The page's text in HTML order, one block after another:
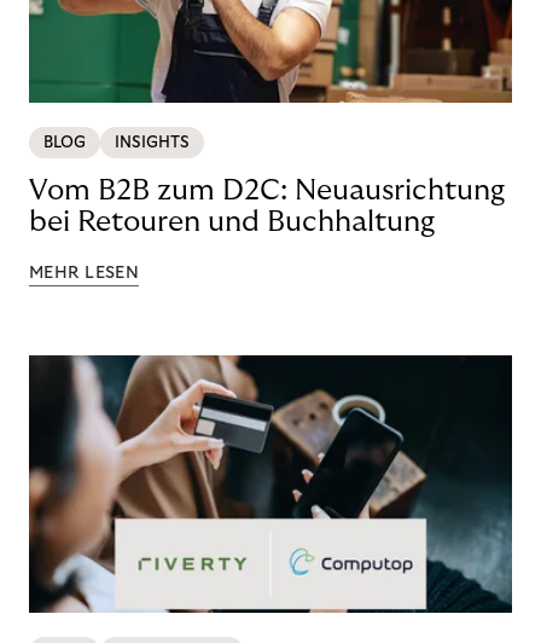
BLOG INSIGHTS
Vom B2B zum D2C: Neuausrichtung
bei Retouren und Buchhaltung
MEHR LESEN